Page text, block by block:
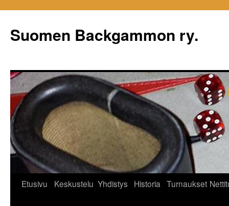
Suomen Backgammon ry.
Etusivu Keskustelu Yhdistys Historia Turnaukset